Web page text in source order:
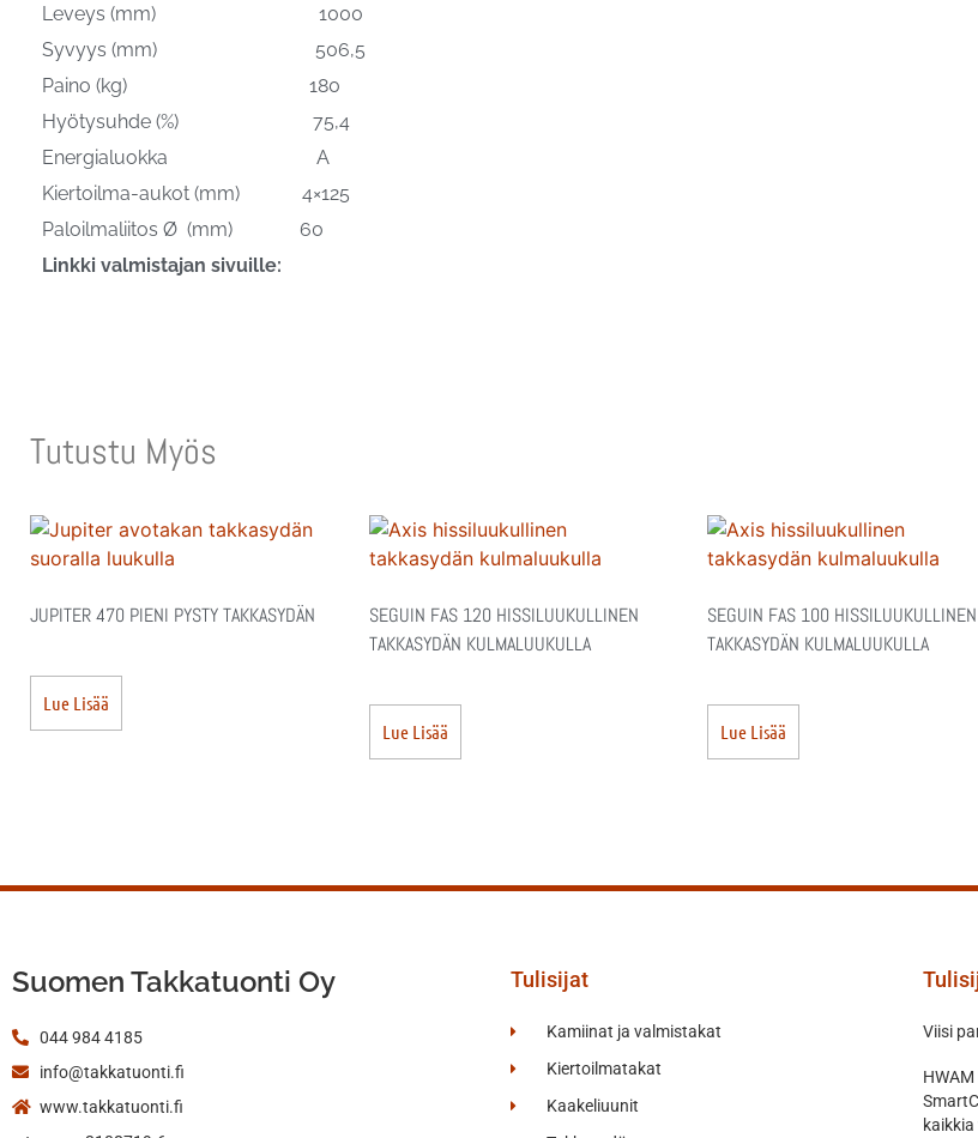
Leveys (mm) 1000
Syvyys (mm) 506,5
Paino (kg) 180
Hyötysuhde (%) 75,4
Energialuokka A
Kiertoilma-aukot (mm) 4×125
Paloilmaliitos Ø (mm) 60
Linkki valmistajan sivuille:
Tutustu Myös
JUPITER 470 PIENI PYSTY TAKKASYDÄN
Lue Lisää
SEGUIN FAS 120 HISSILUUKULLINEN
TAKKASYDÄN KULMALUUKULLA
Lue Lisää
SEGUIN FAS 100 HISSILUUKULLINEN
TAKKASYDÄN KULMALUUKULLA
Lue Lisää
Suomen Takkatuonti Oy
044 984 4185
info@takkatuonti.fi
www.takkatuonti.fi
Tulisijat
Kamiinat ja valmistakat
Kiertoilmatakat
Kaakeliuunit
Viisi